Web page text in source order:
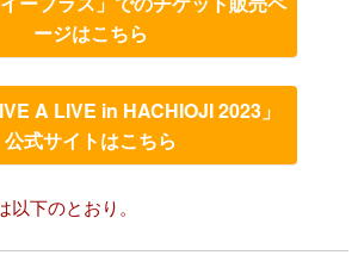
ージはこちら
A LIVE in HACHIOJI 2023」
公式サイトはこちら
下のとおり。